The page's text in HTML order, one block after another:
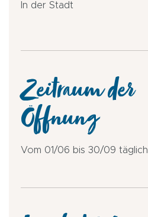
In der Stadt
Zeitraum der
Öffnung
Vom 01/06 bis 30/09 täglich.